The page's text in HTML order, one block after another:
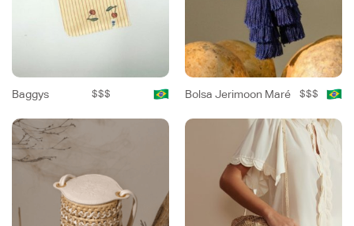
Baggys $$$ Bolsa Jerimoon Maré $$$